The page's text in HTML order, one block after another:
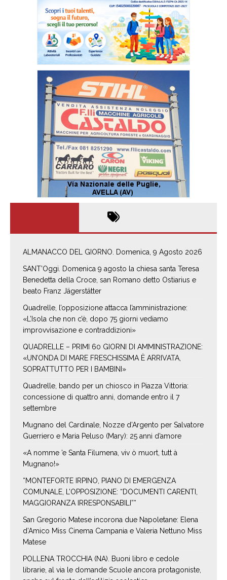
ALMANACCO DEL GIORNO. Domenica, 9 Agosto 2026
SANT’Oggi. Domenica 9 agosto la chiesa santa Teresa
Benedetta della Croce, san Romano detto Ostiarius e
beato Franz Jägerstätter
Quadrelle, l’opposizione attacca l’amministrazione:
«L’Isola che non c’è, dopo 75 giorni vediamo
improvvisazione e contraddizioni»
QUADRELLE – PRIMI 60 GIORNI DI AMMINISTRAZIONE:
«UN’ONDA DI MARE FRESCHISSIMA È ARRIVATA,
SOPRATTUTTO PER I BAMBINI»
Quadrelle, bando per un chiosco in Piazza Vittoria:
concessione di quattro anni, domande entro il 7
settembre
Mugnano del Cardinale, Nozze d’Argento per Salvatore
Guerriero e Maria Peluso (Mary): 25 anni d’amore
«A nomme ’e Santa Filumena, viv ò muort, tutt à
Mugnano!»
*MONTEFORTE IRPINO, PIANO DI EMERGENZA
COMUNALE, L’OPPOSIZIONE: “DOCUMENTI CARENTI,
MAGGIORANZA IRRESPONSABILI”*
San Gregorio Matese incorona due Napoletane: Elena
d’Amico Miss Cinema Campania e Valeria Nettuno Miss
Matese
POLLENA TROCCHIA (NA). Buoni libro e cedole
librarie, al via le domande Scuole ancora protagoniste,